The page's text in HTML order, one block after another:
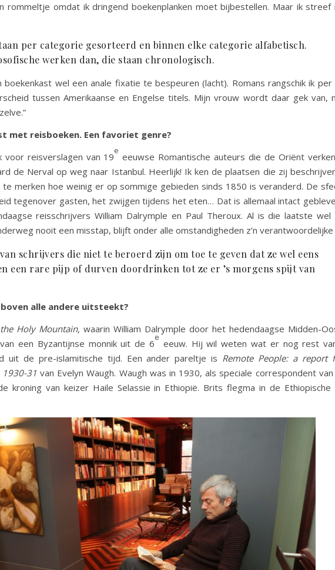
rommeltje omdat ik dringend boekenplanken moet bijbestellen. Maar ik streef
per categorie gesorteerd en binnen elke categorie alfabetisch.
werken dan, die staan chronologisch.
boekenkast wel een anale fixatie te bespeuren (lacht). Romans rangschik ik per
tussen Amerikaanse en Engelse titels. Mijn vrouw wordt daar gek van,
met reisboeken. Een favoriet genre?
voor reisverslagen van 19
e
eeuwse Romantische auteurs die de Oriënt
de Nerval op weg naar Istanbul. Heerlijk! Ik ken de plaatsen die zij
merken hoe weinig er op sommige gebieden sinds 1850 is veranderd. De
tegenover gasten, het zwijgen tijdens het eten… Dat is allemaal intact
reisschrijvers William Dalrymple en Paul Theroux. Al is die laatste wel
nooit een misstap, blijft onder alle omstandigheden z’n verantwoordelijke
schrijvers die niet te beroerd zijn om toe te geven dat ze wel eens
een rare pijp of durven doordrinken tot ze er ’s morgens spijt van
alle andere uitsteekt?
Holy Mountain, waarin William Dalrymple door het hedendaagse Midden-
een Byzantijnse monnik uit de 6
e
eeuw. Hij wil weten wat er nog rest
uit de pre-islamitische tijd. Een ander pareltje is Remote People: a report
31 van Evelyn Waugh. Waugh was in 1930, als speciale correspondent
kroning van keizer Haile Selassie in Ethiopië. Brits flegma in de Ethiopische